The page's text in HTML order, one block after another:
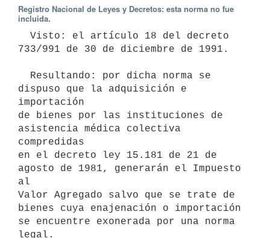
Registro Nacional de Leyes y Decretos: esta norma no fue
incluida.
733/991 de 30 de diciembre de 1991.
dispuso que la adquisición e
importación
de bienes por las instituciones de
asistencia médica colectiva
compredidas
en el decreto ley 15.181 de 21 de
agosto de 1981, generarán el Impuesto
al
Valor Agregado salvo que se trate de
bienes cuya enajenación o importación
se encuentre exonerada por una norma
legal.